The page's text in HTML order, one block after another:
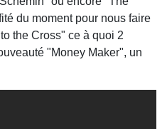
du moment pour nous faire
the Cross" ce à quoi 2
"Money Maker", un